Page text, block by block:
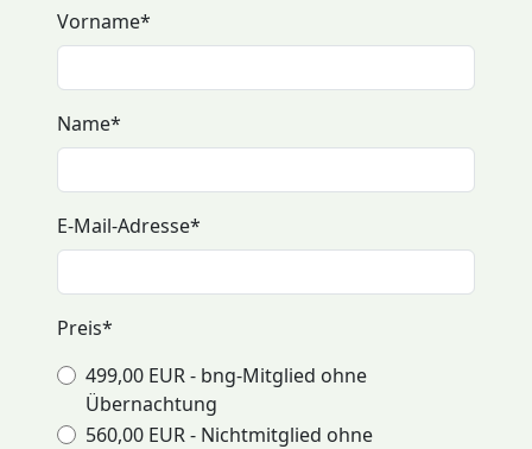
Vorname*
Name*
E-Mail-Adresse*
Preis*
499,00 EUR - bng-Mitglied ohne
Übernachtung
560,00 EUR - Nichtmitglied ohne